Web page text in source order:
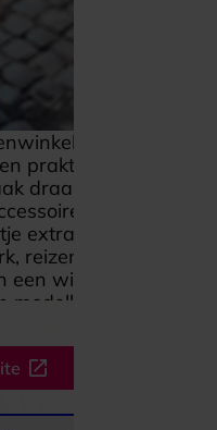
in het
praktisch gemak
draait het om
die je
extra geven en
reizen of een dag
een winkel waar je
voor
en elegant tot
mix van mode en
aantrekkelijk
iets moois dat